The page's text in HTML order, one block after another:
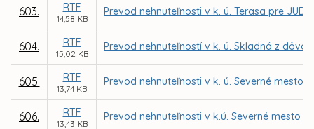
603. RTF
14,58 KB
Prevod nehnuteľnosti v k. ú. Terasa pre
604. RTF
15,02 KB
Prevod nehnuteľností v k. ú. Skladná z
605. RTF
13,74 KB
Prevod nehnuteľnosti v k. ú. Severné mesto
606. RTF
13,43 KB
Prevod nehnuteľnosti v k.ú. Severné mesto